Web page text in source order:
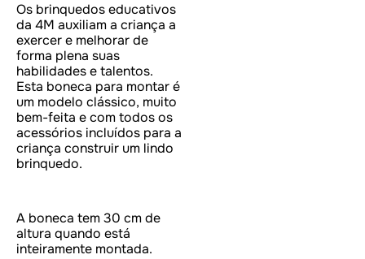
Os brinquedos educativos
da 4M auxiliam a criança a
exercer e melhorar de
forma plena suas
habilidades e talentos.
Esta boneca para montar é
um modelo clássico, muito
bem-feita e com todos os
acessórios incluídos para a
criança construir um lindo
brinquedo.
A boneca tem 30 cm de
altura quando está
inteiramente montada.